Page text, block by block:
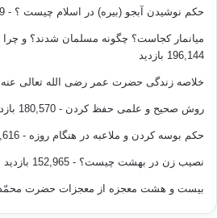
حکم نوشیدن آبجو (بیره) در اسلام چیست ؟ - 271,329 بازدید
میانمار کجاست؟ چگونه مسلمان شدند؟ و
196,144 بازدید
خلاصه زندگی حضرت عمر رضی الله تعالی عنه
روش صحیح و علمی حفظ کردن - 180,570 بازدید
حکم بوسه کردن و ملاعبه در هنگام روزه - 173,616 بازدید
نصیب زن در بهشت چیست؟ - 152,965 بازدید
بیست و هشت معجزه از معجزات حضرت محمّد